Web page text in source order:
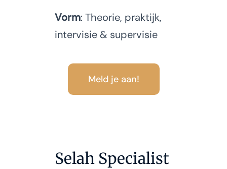
Vorm: Theorie, praktijk,
intervisie & supervisie
Meld je aan!
Selah Specialist